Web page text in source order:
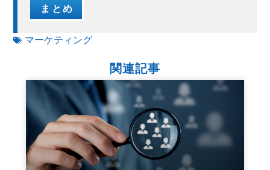
まとめ
マーケティング
関連記事